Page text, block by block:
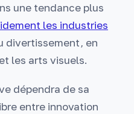
une tendance plus
les industries
divertissement, en
les arts visuels.
dépendra de sa
entre innovation